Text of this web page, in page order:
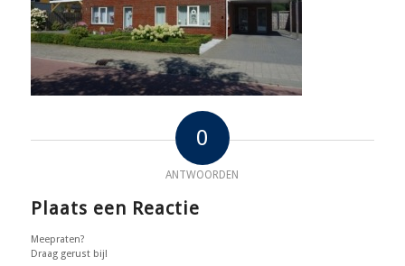
0
ANTWOORDEN
Plaats een Reactie
Meepraten?
Draag gerust bij!